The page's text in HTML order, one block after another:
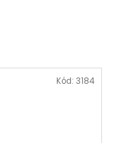
Kód: 3184